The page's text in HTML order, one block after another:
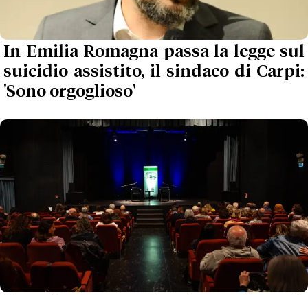
In Emilia Romagna passa la legge sul
suicidio assistito, il sindaco di Carpi:
'Sono orgoglioso'